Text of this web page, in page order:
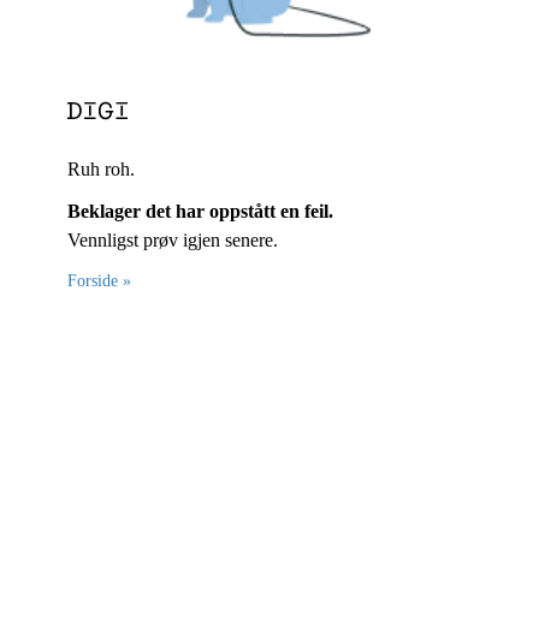
Ruh roh.
Beklager det har oppstått en feil.
Vennligst prøv igjen senere.
Forside »